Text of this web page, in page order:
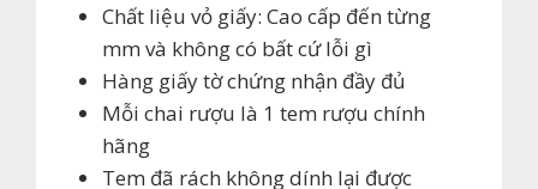
Chất liệu vỏ giấy: Cao cấp đến từng
mm và không có bất cứ lỗi gì
Hàng giấy tờ chứng nhận đầy đủ
Mỗi chai rượu là 1 tem rượu chính
hãng
Tem đã rách không dính lại được